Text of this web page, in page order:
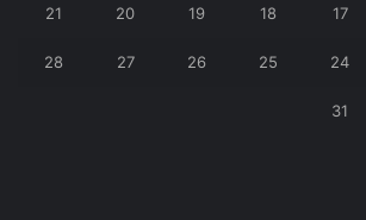
17
18
19
20
21
24
25
26
27
28
31